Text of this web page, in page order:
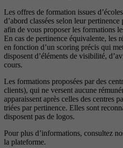
Les offres de formation issues
d’abord classées selon leur
afin de vous proposer les formations
En cas de pertinence équivalente, les
en fonction d’un scoring précis qui
disposent d’éléments de visibilité,
cours.
Les formations proposées par des
clients), qui ne versent aucune
apparaissent après celles des centres
triées par pertinence. Elles sont
disposent pas de logos.
Pour plus d’informations, consultez
la plateforme.